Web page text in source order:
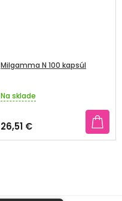
Milgamma N 100 kapsúl
Priemerné
produktu
je
3,2
Na sklade
26,51 €